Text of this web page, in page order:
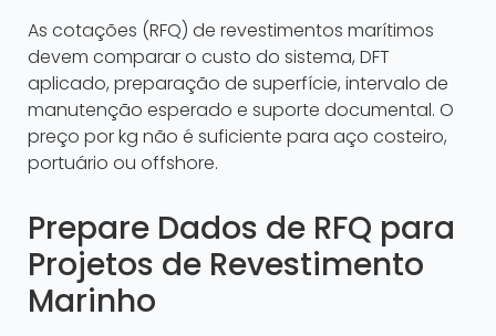
As cotações (RFQ) de revestimentos marítimos
devem comparar o custo do sistema, DFT
aplicado, preparação de superfície, intervalo de
manutenção esperado e suporte documental. O
preço por kg não é suficiente para aço costeiro,
portuário ou offshore.
Prepare Dados de RFQ para
Projetos de Revestimento
Marinho